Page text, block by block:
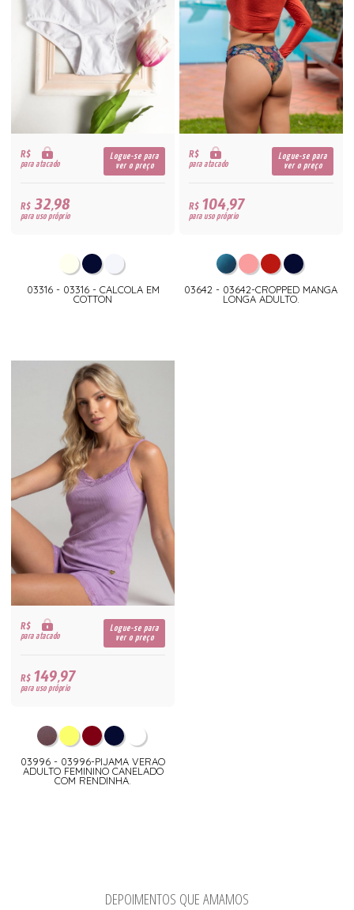
R$
para atacado
Logue-se para
ver o preço
R$32,98
para uso próprio
03316 - 03316 - CALCOLA EM
COTTON
R$
para atacado
Logue-se para
ver o preço
R$104,97
para uso próprio
03642 - 03642-CROPPED MANGA
LONGA ADULTO.
R$
para atacado
Logue-se para
ver o preço
R$149,97
para uso próprio
03996 - 03996-PIJAMA VERAO
ADULTO FEMININO CANELADO
COM RENDINHA.
DEPOIMENTOS QUE AMAMOS